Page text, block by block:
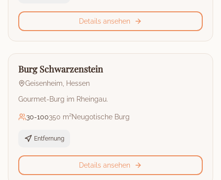
Details ansehen
🏰
Burg
Burg Schwarzenstein
Geisenheim
Hessen
Gourmet-Burg im Rheingau.
30-100350 m²Neugotische Burg
Entfernung
Details ansehen